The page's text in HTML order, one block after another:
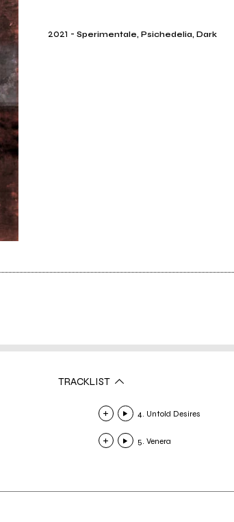
2021 -Sperimentale, Psichedelia, Dark
TRACKLIST
4. Untold Desires
5. Venera